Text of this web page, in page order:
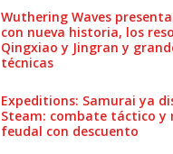
Wuthering Waves
con nueva historia, los
Qingxiao y Jingran y
técnicas
Expeditions: Samurai ya
Steam: combate táctico y
feudal con descuento